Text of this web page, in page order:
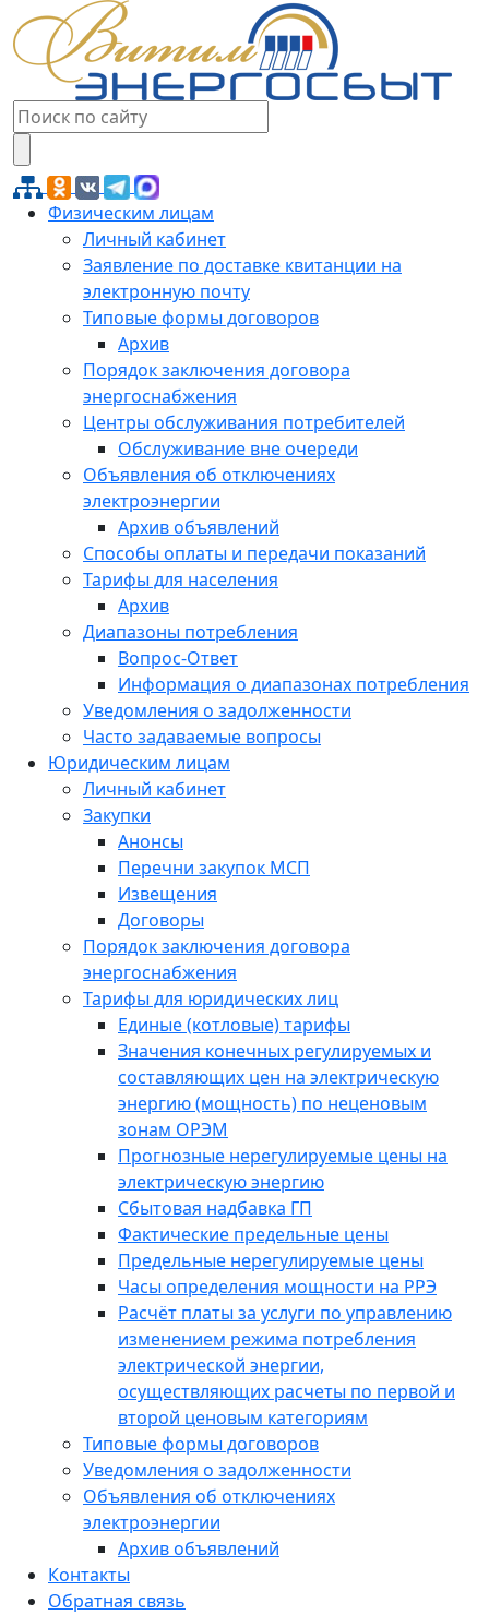
Физическим лицам
Личный кабинет
Заявление по доставке квитанции на
электронную почту
Типовые формы договоров
Архив
Порядок заключения договора
энергоснабжения
Центры обслуживания потребителей
Обслуживание вне очереди
Объявления об отключениях
электроэнергии
Архив объявлений
Способы оплаты и передачи показаний
Тарифы для населения
Архив
Диапазоны потребления
Вопрос-Ответ
Информация о диапазонах потребления
Уведомления о задолженности
Часто задаваемые вопросы
Юридическим лицам
Личный кабинет
Закупки
Анонсы
Перечни закупок МСП
Извещения
Договоры
Порядок заключения договора
энергоснабжения
Тарифы для юридических лиц
Единые (котловые) тарифы
Значения конечных регулируемых и
составляющих цен на электрическую
энергию (мощность) по неценовым
зонам ОРЭМ
Прогнозные нерегулируемые цены на
электрическую энергию
Сбытовая надбавка ГП
Фактические предельные цены
Предельные нерегулируемые цены
Часы определения мощности на РРЭ
Расчёт платы за услуги по управлению
изменением режима потребления
электрической энергии,
осуществляющих расчеты по первой и
второй ценовым категориям
Типовые формы договоров
Уведомления о задолженности
Объявления об отключениях
электроэнергии
Архив объявлений
Контакты
Обратная связь